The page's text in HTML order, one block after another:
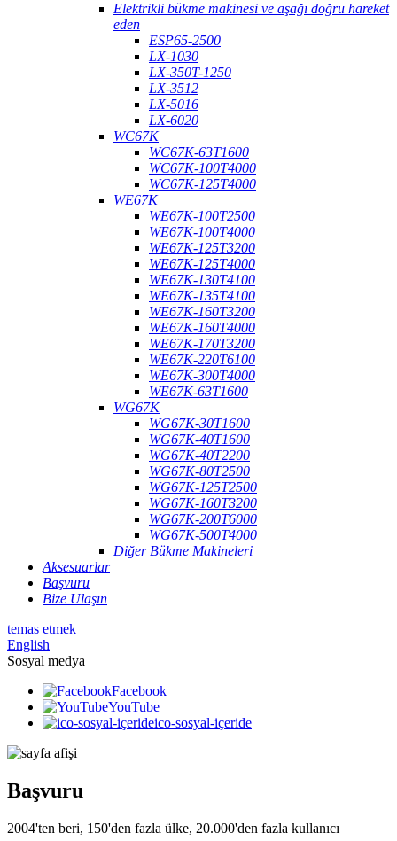
Elektrikli bükme makinesi ve aşağı doğru hareket
eden
ESP65-2500
LX-1030
LX-350T-1250
LX-3512
LX-5016
LX-6020
WC67K
WC67K-63T1600
WC67K-100T4000
WC67K-125T4000
WE67K
WE67K-100T2500
WE67K-100T4000
WE67K-125T3200
WE67K-125T4000
WE67K-130T4100
WE67K-135T4100
WE67K-160T3200
WE67K-160T4000
WE67K-170T3200
WE67K-220T6100
WE67K-300T4000
WE67K-63T1600
WG67K
WG67K-30T1600
WG67K-40T1600
WG67K-40T2200
WG67K-80T2500
WG67K-125T2500
WG67K-160T3200
WG67K-200T6000
WG67K-500T4000
Diğer Bükme Makineleri
Aksesuarlar
Başvuru
Bize Ulaşın
temas etmek
English
Sosyal medya
Facebook
YouTube
ico-sosyal-içeride
Başvuru
2004'ten beri, 150'den fazla ülke, 20.000'den fazla kullanıcı